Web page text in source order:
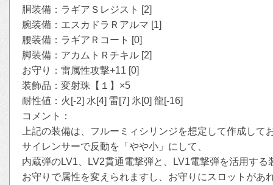
胴装備：ラギアＳレジスト [2]
腕装備：エスカドラＲアルマ [1]
腰装備：ラギアＲコート [0]
脚装備：アカムトＲチキル [2]
お守り：雷属性攻撃+11 [0]
装飾品：変射珠【１】×5
耐性値：火[-2] 水[4] 雷[7] 氷[0] 龍[-16]
コメント：
上記の装備は、フルーミィシリンジを想定して作成して
サイレンサーで反動を「やや小」にして、
内蔵弾のLV1、LV2貫通電撃弾と、LV1電撃弾を活用する
お守りで属性を変えられますし、お守りにスロットがあ